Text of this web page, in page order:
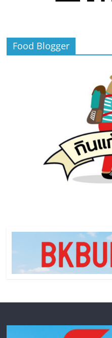
Food Blogger